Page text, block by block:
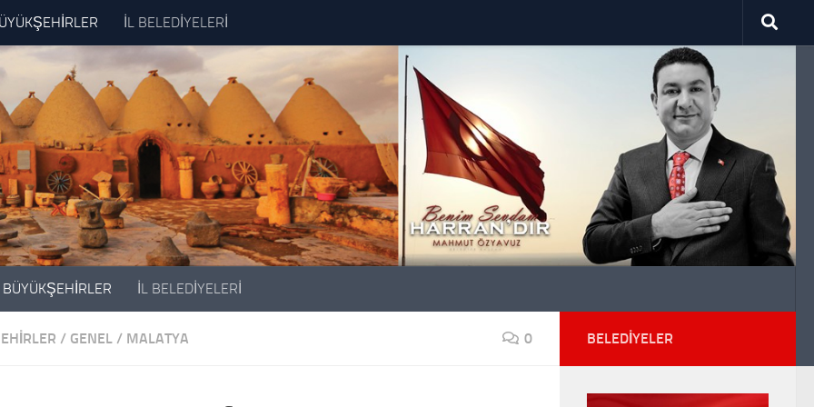
İL BELEDİYELERİ
BÜYÜKŞEHİRLER İL BELEDİYELERİ
/ GENEL / MALATYA 0 BELEDIYELER